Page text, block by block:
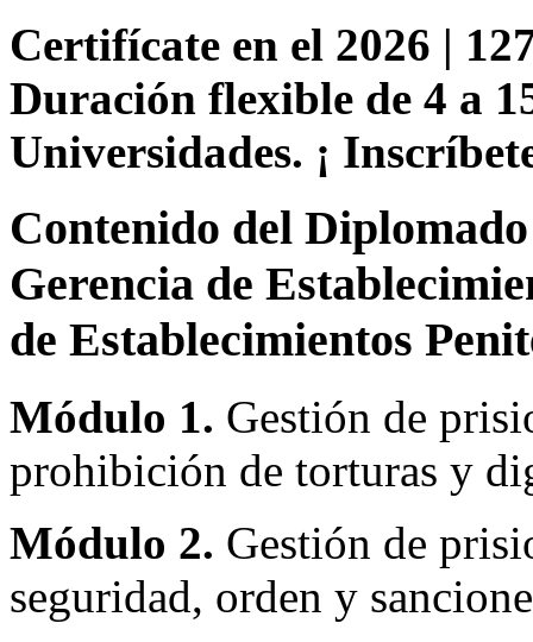
Certifícate en el 2026 |
Duración flexible de 4 a
Universidades. ¡
Contenido del
Gerencia de
de Establecimientos
Módulo 1. Gestión de
prohibición de torturas y
Módulo 2. Gestión de
seguridad, orden y